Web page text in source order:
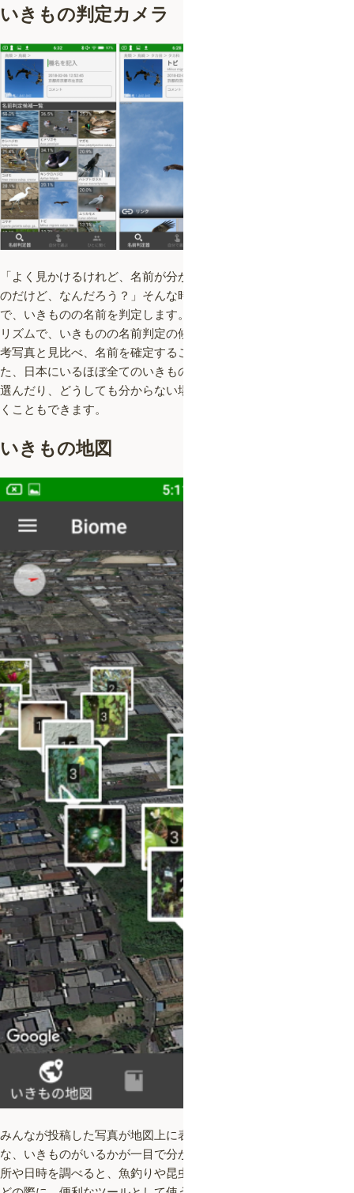
いきもの判定カメラ
「よく見かけるけれど、名前が分からない……」「珍しいいきも
のだけど、なんだろう？」そんな時はこれ！写真を投稿するだけ
で、いきものの名前を判定します。AIを用いた弊社独自のアルゴ
リズムで、いきものの名前判定の候補と確率が表示されます。参
考写真と見比べ、名前を確定することで写真を投稿できます。ま
た、日本にいるほぼ全てのいきものを網羅した分類表から自分で
選んだり、どうしても分からない場合は、写真を投稿して人に聞
くこともできます。
いきもの地図
みんなが投稿した写真が地図上に表示され、いつ、どこに、どん
な、いきものがいるかが一目で分かります！投稿された写真の場
所や日時を調べると、魚釣りや昆虫採集、バードウォッチングな